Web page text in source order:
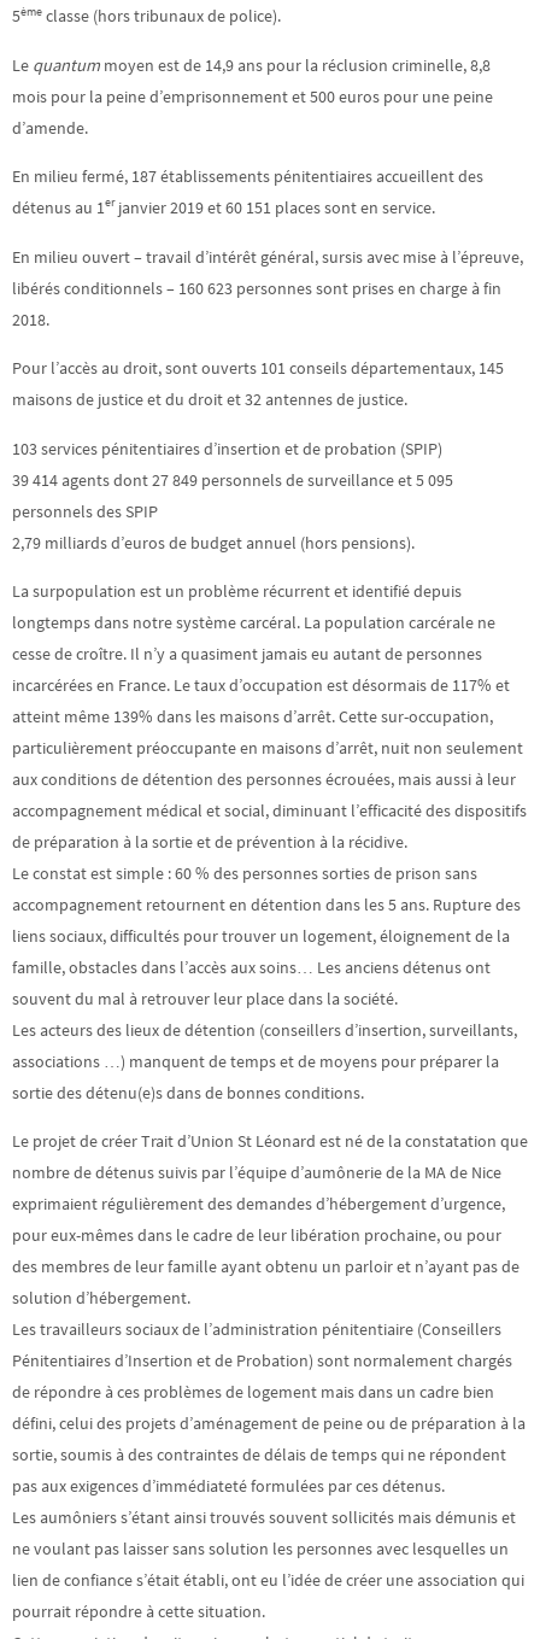
5ème classe (hors tribunaux de police).
Le quantum moyen est de 14,9 ans pour la réclusion criminelle, 8,8
mois pour la peine d’emprisonnement et 500 euros pour une peine
d’amende.
En milieu fermé, 187 établissements pénitentiaires accueillent des
détenus au 1erjanvier 2019 et 60 151 places sont en service.
En milieu ouvert – travail d’intérêt général, sursis avec mise à l’épreuve,
libérés conditionnels – 160 623 personnes sont prises en charge à fin
2018.
Pour l’accès au droit, sont ouverts 101 conseils départementaux, 145
maisons de justice et du droit et 32 antennes de justice.
103 services pénitentiaires d’insertion et de probation (SPIP)
39 414 agents dont 27 849 personnels de surveillance et 5 095
personnels des SPIP
2,79 milliards d’euros de budget annuel (hors pensions).
La surpopulation est un problème récurrent et identifié depuis
longtemps dans notre système carcéral. La population carcérale ne
cesse de croître. Il n’y a quasiment jamais eu autant de personnes
incarcérées en France. Le taux d’occupation est désormais de 117% et
atteint même 139% dans les maisons d’arrêt. Cette sur-occupation,
particulièrement préoccupante en maisons d’arrêt, nuit non seulement
aux conditions de détention des personnes écrouées, mais aussi à leur
accompagnement médical et social, diminuant l’efficacité des dispositifs
de préparation à la sortie et de prévention à la récidive.
Le constat est simple : 60 % des personnes sorties de prison sans
accompagnement retournent en détention dans les 5 ans. Rupture des
liens sociaux, difficultés pour trouver un logement, éloignement de la
famille, obstacles dans l’accès aux soins… Les anciens détenus ont
souvent du mal à retrouver leur place dans la société.
Les acteurs des lieux de détention (conseillers d’insertion, surveillants,
associations …) manquent de temps et de moyens pour préparer la
sortie des détenu(e)s dans de bonnes conditions.
Le projet de créer Trait d’Union St Léonard est né de la constatation que
nombre de détenus suivis par l’équipe d’aumônerie de la MA de Nice
exprimaient régulièrement des demandes d’hébergement d’urgence,
pour eux-mêmes dans le cadre de leur libération prochaine, ou pour
des membres de leur famille ayant obtenu un parloir et n’ayant pas de
solution d’hébergement.
Les travailleurs sociaux de l’administration pénitentiaire (Conseillers
Pénitentiaires d’Insertion et de Probation) sont normalement chargés
de répondre à ces problèmes de logement mais dans un cadre bien
défini, celui des projets d’aménagement de peine ou de préparation à la
sortie, soumis à des contraintes de délais de temps qui ne répondent
pas aux exigences d’immédiateté formulées par ces détenus.
Les aumôniers s’étant ainsi trouvés souvent sollicités mais démunis et
ne voulant pas laisser sans solution les personnes avec lesquelles un
lien de confiance s’était établi, ont eu l’idée de créer une association qui
pourrait répondre à cette situation.